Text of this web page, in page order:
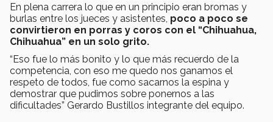
En plena carrera lo que en un principio eran bromas y
burlas entre los jueces y asistentes, poco a poco se
convirtieron en porras y coros con el “Chihuahua,
Chihuahua” en un solo grito.
“Eso fue lo más bonito y lo que más recuerdo de la
competencia, con eso me quedo nos ganamos el
respeto de todos, fue como sacarnos la espina y
demostrar que pudimos sobre ponernos a las
dificultades” Gerardo Bustillos integrante del equipo.